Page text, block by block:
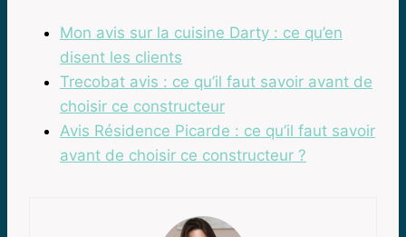
Mon avis sur la cuisine Darty : ce qu’en
disent les clients
Trecobat avis : ce qu’il faut savoir avant de
choisir ce constructeur
Avis Résidence Picarde : ce qu’il faut savoir
avant de choisir ce constructeur ?